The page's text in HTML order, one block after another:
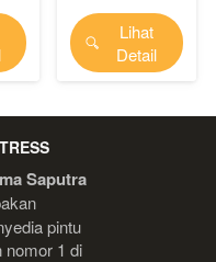
`
Lihat
Detail
Saputra
pintu
nomor 1 di